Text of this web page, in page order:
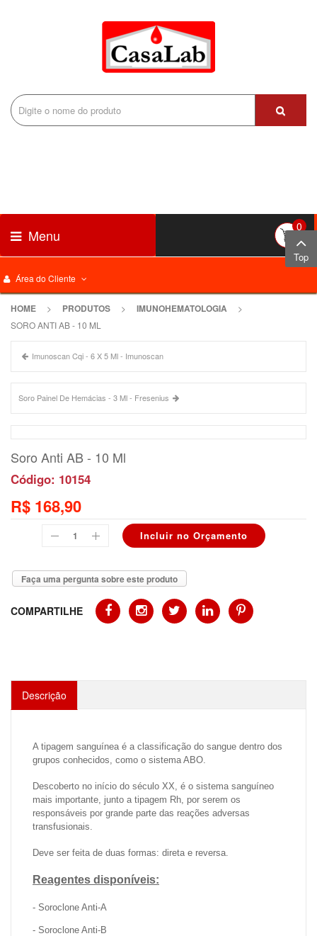
Área do Cliente
Menu 0
HOME > PRODUTOS > IMUNOHEMATOLOGIA
>
SORO ANTI AB - 10 ML
Imunoscan Cqi - 6 X 5 Ml - Imunoscan
Soro Painel De Hemácias - 3 Ml - Fresenius
Soro Anti AB - 10 Ml
Código: 10154
R$ 168,90
Faça uma pergunta sobre este produto
COMPARTILHE
Descrição
A tipagem sanguínea é a classificação do sangue dentro dos
grupos conhecidos, como o sistema ABO.
Descoberto no início do século XX, é o sistema sanguíneo
mais importante, junto a tipagem Rh, por serem os
responsáveis por grande parte das reações adversas
transfusionais.
Deve ser feita de duas formas: direta e reversa.
Reagentes disponíveis:
- Soroclone Anti-A
- Soroclone Anti-B
Top